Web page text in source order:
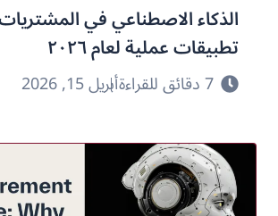
تطبيقات عملية لعام ٢٠٢٦
7 دقائق للقراءة أبريل 15, 2026